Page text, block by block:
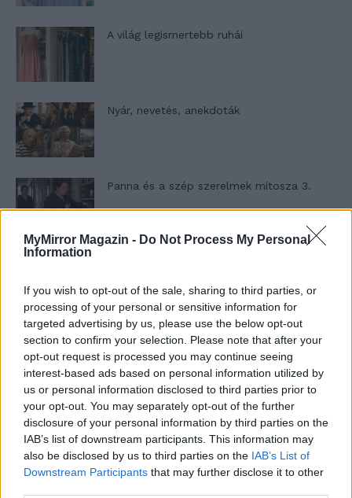
MyMirror Magazin - Do Not Process My Personal
Information
If you wish to opt-out of the sale, sharing to third parties, or
processing of your personal or sensitive information for
targeted advertising by us, please use the below opt-out
section to confirm your selection. Please note that after your
opt-out request is processed you may continue seeing
interest-based ads based on personal information utilized by
us or personal information disclosed to third parties prior to
your opt-out. You may separately opt-out of the further
disclosure of your personal information by third parties on the
IAB’s list of downstream participants. This information may
also be disclosed by us to third parties on the IAB’s List of
Downstream Participants that may further disclose it to other
A világ legismertebb ruhái
Nyár, nevetés, anekdoták
Panna és a szép szerelmek mítosza 3.
Altatógázos rablások Olaszországban
A kislány, akit nem védett meg senki –
Lyhanna története